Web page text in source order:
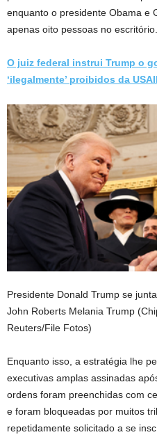
enquanto o presidente Obama e
apenas oito pessoas no escritório.
O juiz federal instrui Trump o
‘ilegalmente’ proibidos da
Presidente Donald Trump se
John Roberts Melania Trump
Reuters/File Fotos)
Enquanto isso, a estratégia lhe
executivas amplas assinadas
ordens foram preenchidas com
e foram bloqueadas por muitos
repetidamente solicitado a se